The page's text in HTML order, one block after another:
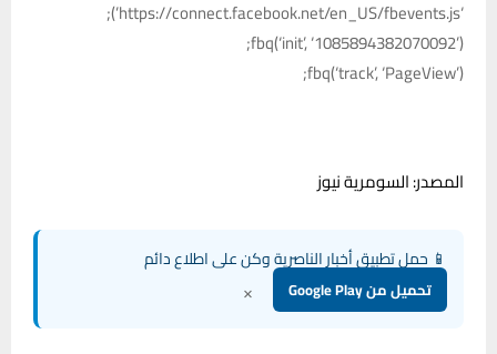
‘https://connect.facebook.net/en_US/fbevents.js’);
fbq(‘init’, ‘1085894382070092’);
fbq(‘track’, ‘PageView’);
المصدر: السومرية نيوز
📱 حمل تطبيق أخبار الناصرية وكن على اطلاع دائم
تحميل من Google Play ×